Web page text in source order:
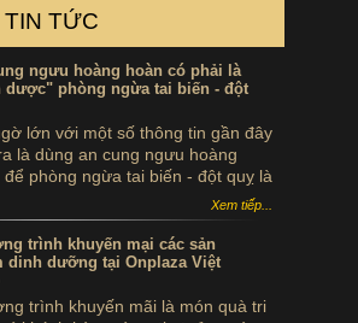
TIN TỨC
ngưu hoàng hoàn có phải là
dược" phòng ngừa tai biến - đột
lớn với một số thông tin gần đây
là dùng an cung ngưu hoàng
để phòng ngừa tai biến - đột quỵ là
sát. Thực hư sản phẩm này ra sao,
dùng để phòng tai biến - đột quỵ
Xem tiếp...
trình khuyến mại các sản
dinh dưỡng tại Onplaza Việt
trình khuyến mãi là món quà tri